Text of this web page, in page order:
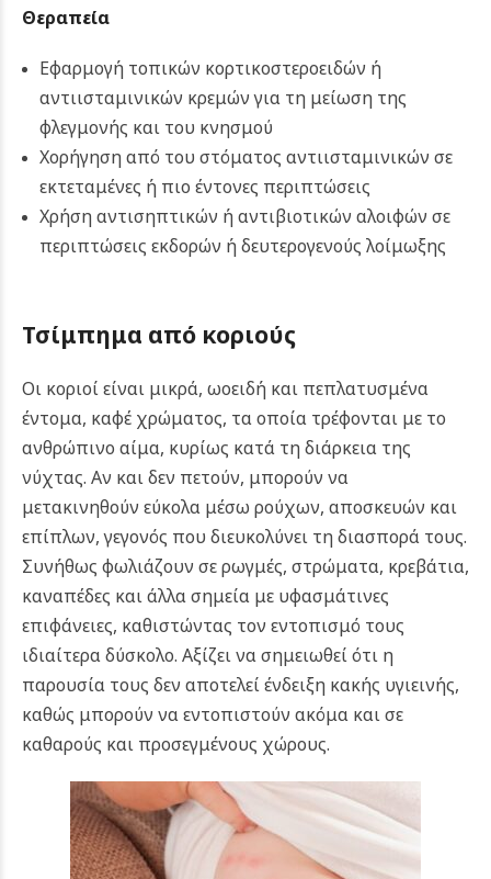
Θεραπεία
Εφαρμογή τοπικών κορτικοστεροειδών ή
αντιισταμινικών κρεμών για τη μείωση της
φλεγμονής και του κνησμού
Χορήγηση από του στόματος αντιισταμινικών σε
εκτεταμένες ή πιο έντονες περιπτώσεις
Χρήση αντισηπτικών ή αντιβιοτικών αλοιφών σε
περιπτώσεις εκδορών ή δευτερογενούς λοίμωξης
Τσίμπημα από κοριούς
Οι κοριοί είναι μικρά, ωοειδή και πεπλατυσμένα
έντομα, καφέ χρώματος, τα οποία τρέφονται με το
ανθρώπινο αίμα, κυρίως κατά τη διάρκεια της
νύχτας. Αν και δεν πετούν, μπορούν να
μετακινηθούν εύκολα μέσω ρούχων, αποσκευών και
επίπλων, γεγονός που διευκολύνει τη διασπορά τους.
Συνήθως φωλιάζουν σε ρωγμές, στρώματα, κρεβάτια,
καναπέδες και άλλα σημεία με υφασμάτινες
επιφάνειες, καθιστώντας τον εντοπισμό τους
ιδιαίτερα δύσκολο. Αξίζει να σημειωθεί ότι η
παρουσία τους δεν αποτελεί ένδειξη κακής υγιεινής,
καθώς μπορούν να εντοπιστούν ακόμα και σε
καθαρούς και προσεγμένους χώρους.